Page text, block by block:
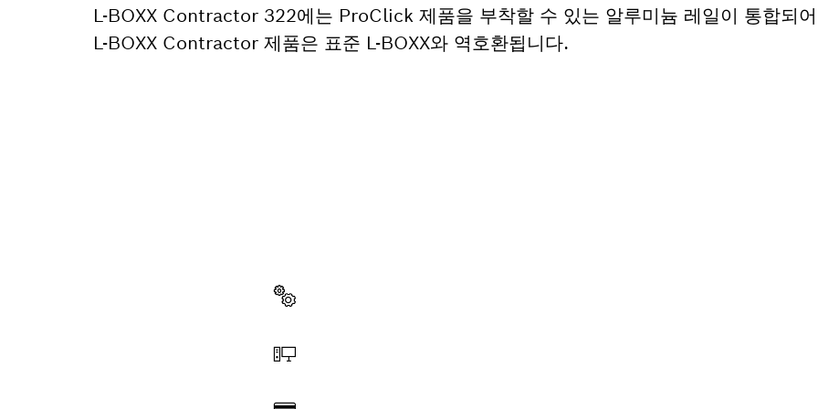
L-BOXX Contractor 322에는 ProClick 제품을 부착할 수 있는 알루미늄 레일이 통합되
L-BOXX Contractor 제품은 표준 L-BOXX와 역호환됩니다.